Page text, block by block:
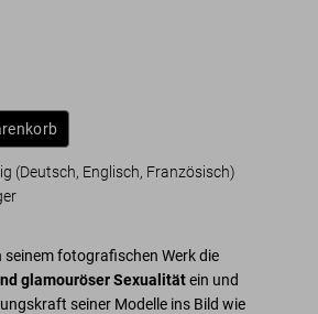
(Deutsch, Englisch, Französisch)
seinem fotografischen Werk die
glamouröser Sexualitätein und
seiner Modelle ins Bild wie